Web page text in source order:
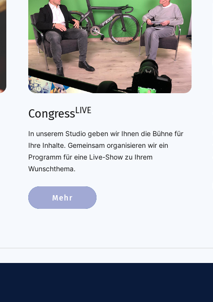
CongressLIVE
In unserem Studio geben wir Ihnen die Bühne für
Ihre Inhalte. Gemeinsam organisieren wir ein
Programm für eine Live-Show zu Ihrem
Wunschthema.
Mehr